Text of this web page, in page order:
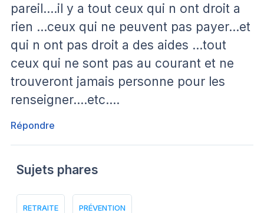
pareil….il y a tout ceux qui n ont droit a
rien …ceux qui ne peuvent pas payer…et
qui n ont pas droit a des aides …tout
ceux qui ne sont pas au courant et ne
trouveront jamais personne pour les
renseigner….etc….
Répondre
Sujets phares
RETRAITE PRÉVENTION